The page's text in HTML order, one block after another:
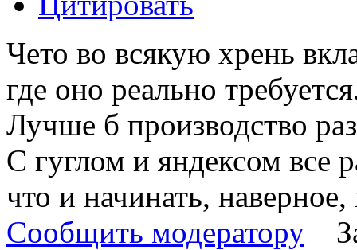
Чето во всякую хрень
где оно реально
Лучше б производство
С гуглом и яндексом все
что и начинать,
Сообщить модератору